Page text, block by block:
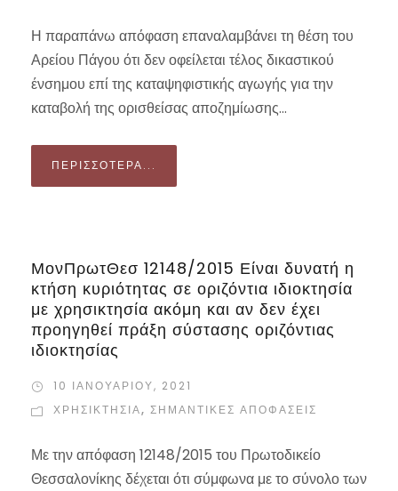
Η παραπάνω απόφαση επαναλαμβάνει τη θέση του
Αρείου Πάγου ότι δεν οφείλεται τέλος δικαστικού
ένσημου επί της καταψηφιστικής αγωγής για την
καταβολή της ορισθείσας αποζημίωσης...
ΠΕΡΙΣΣΌΤΕΡΑ...
ΜονΠρωτΘεσ 12148/2015 Είναι δυνατή η
κτήση κυριότητας σε οριζόντια ιδιοκτησία
με χρησικτησία ακόμη και αν δεν έχει
προηγηθεί πράξη σύστασης οριζόντιας
ιδιοκτησίας
10 ΙΑΝΟΥΑΡΊΟΥ, 2021
ΧΡΗΣΙΚΤΗΣΊΑ, ΣΗΜΑΝΤΙΚΈΣ ΑΠΟΦΆΣΕΙΣ
Με την απόφαση 12148/2015 του Πρωτοδικείο
Θεσσαλονίκης δέχεται ότι σύμφωνα με το σύνολο των